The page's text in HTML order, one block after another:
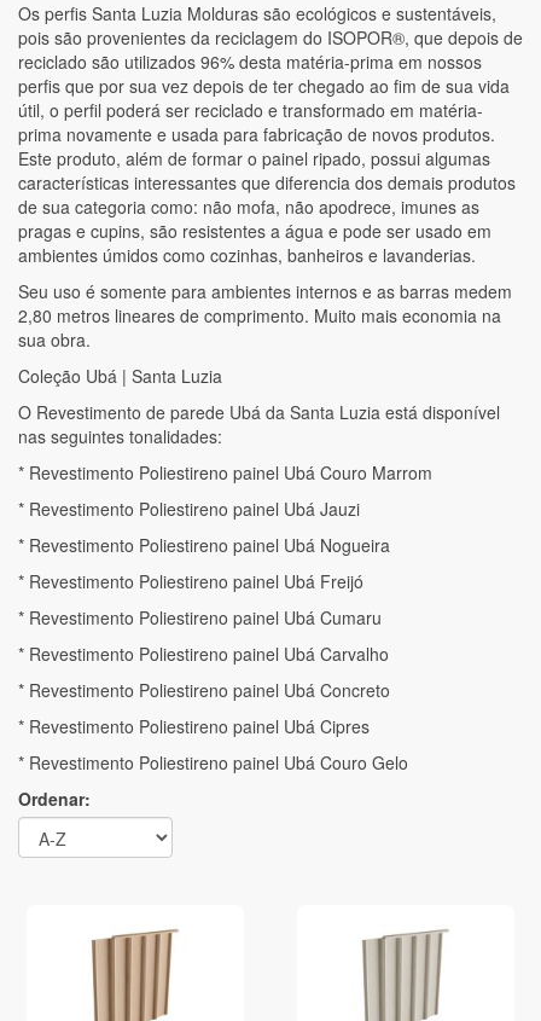
Os perfis Santa Luzia Molduras são ecológicos e sustentáveis,
pois são provenientes da reciclagem do ISOPOR®, que depois de
reciclado são utilizados 96% desta matéria-prima em nossos
perfis que por sua vez depois de ter chegado ao fim de sua vida
útil, o perfil poderá ser reciclado e transformado em matéria-
prima novamente e usada para fabricação de novos produtos.
Este produto, além de formar o painel ripado, possui algumas
características interessantes que diferencia dos demais produtos
de sua categoria como: não mofa, não apodrece, imunes as
pragas e cupins, são resistentes a água e pode ser usado em
ambientes úmidos como cozinhas, banheiros e lavanderias.
Seu uso é somente para ambientes internos e as barras medem
2,80 metros lineares de comprimento. Muito mais economia na
sua obra.
Coleção Ubá | Santa Luzia
O Revestimento de parede Ubá da Santa Luzia está disponível
nas seguintes tonalidades:
* Revestimento Poliestireno painel Ubá Couro Marrom
* Revestimento Poliestireno painel Ubá Jauzi
* Revestimento Poliestireno painel Ubá Nogueira
* Revestimento Poliestireno painel Ubá Freijó
* Revestimento Poliestireno painel Ubá Cumaru
* Revestimento Poliestireno painel Ubá Carvalho
* Revestimento Poliestireno painel Ubá Concreto
* Revestimento Poliestireno painel Ubá Cipres
* Revestimento Poliestireno painel Ubá Couro Gelo
Ordenar: